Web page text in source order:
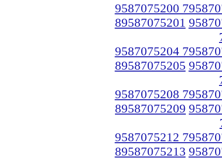
9587075200
89587075201
9587075204
89587075205
9587075208
89587075209
9587075212
89587075213